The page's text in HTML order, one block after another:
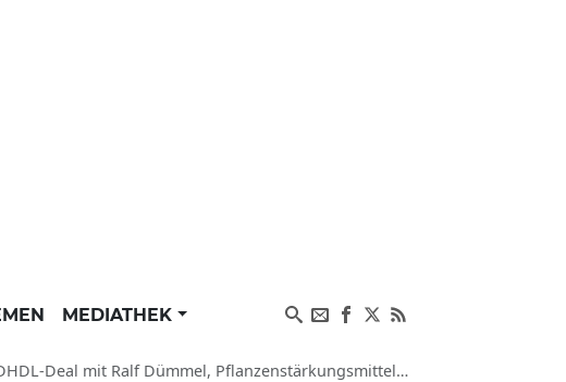
MEDIATHEK
mit Ralf Dümmel, Pflanzenstärkungsmittel im Praxis-Test